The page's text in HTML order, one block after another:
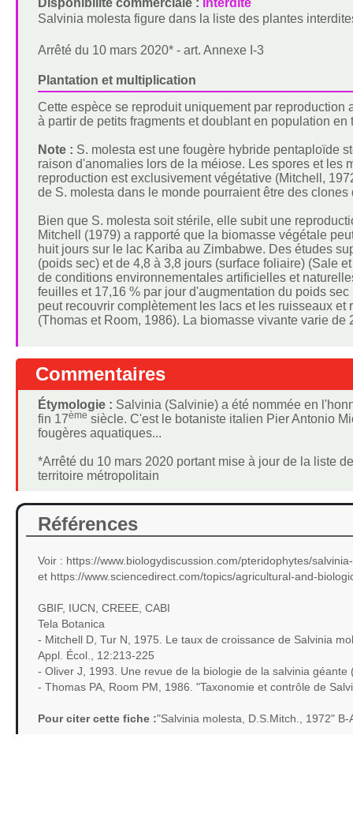
Disponibilité commerciale :
Interdite
Salvinia molesta figure dans la liste des plantes
Arrêté du 10 mars 2020* - art. Annexe I-3
Plantation et multiplication
Cette espèce se reproduit uniquement par
à partir de petits fragments et doublant en population en
Note : S. molesta est une fougère hybride pentaploïde
raison d'anomalies lors de la méiose. Les spores et les
reproduction est exclusivement végétative (Mitchell,
de S. molesta dans le monde pourraient être des
Bien que S. molesta soit stérile, elle subit une
Mitchell (1979) a rapporté que la biomasse végétale
huit jours sur le lac Kariba au Zimbabwe. Des études
(poids sec) et de 4,8 à 3,8 jours (surface foliaire) (Sale
de conditions environnementales artificielles et
feuilles et 17,16 % par jour d'augmentation du poids
peut recouvrir complètement les lacs et les ruisseaux
(Thomas et Room, 1986). La biomasse vivante varie de
Commentaires
Étymologie : Salvinia (Salvinie) a été nommée en
fin 17ème siècle. C'est le botaniste italien Pier Antonio
fougères aquatiques...
*Arrêté du 10 mars 2020 portant mise à jour de la liste
territoire métropolitain
Références
Voir : https://www.biologydiscussion.com/pteridophytes/
et https://www.sciencedirect.com/topics/agricultural-and-
GBIF, IUCN, CREEE, CABI
Tela Botanica
- Mitchell D, Tur N, 1975. Le taux de croissance de Salvinia
Appl. Écol., 12:213-225
- Oliver J, 1993. Une revue de la biologie de la salvinia
- Thomas PA, Room PM, 1986. "Taxonomie et contrôle de
Pour citer cette fiche :"Salvinia molesta, D.S.Mitch., 1972"